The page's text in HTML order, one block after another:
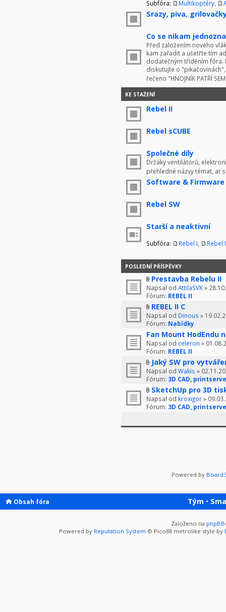
Subfóra:
Multikoptéry
Srazy, piva,
Co se nikam
Před založením nového
kam zařadit a ušetřte tím
dodatečným tříděním fóra.
diskutujte o
řečeno "HNOJNÍK PATŘÍ
KE STAŽENÍ
Rebel II
Rebel sCUBE
Společné díly
Držáky ventilátorů,
přehledné názvy témat, ať
Software & Firmware
Rebel SW
Starší a neaktivní
Subfóra: Rebel I Rebel
POSLEDNÍ PŘÍSPĚVKY
Prestavba Rebelu II
Napsal od AttilaSVK»
Fórum: REBEL II
REBEL II C
Napsal od Dinous »
Fórum: Nabídky
Fan Mount HodEndu
Napsal od celeron »
Fórum: REBEL II
Jaký SW pro
Napsal od Wakis »
Fórum: 3D CAD,
SketchUp pro 3D
Napsal od kroxigor»
Fórum: 3D CAD,
Powered by
Obsah fóra Tým •
Založeno na phpBB
Powered by Reputation System © Pico88 metrolike style by